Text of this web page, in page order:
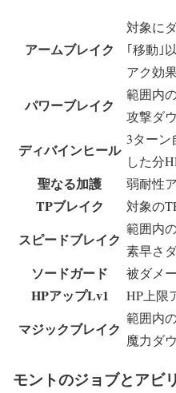
アームブレイク
対象に
｢移動｣
アク効
パワーブレイク
範囲内
攻撃ダ
ディバインヒール
3ター
した分
聖なる加護 弱耐性
TPブレイク 対象の
スピードブレイク
範囲内
素早さ
ソードガード 被ダメ
HPアップLv1 HP上限
マジックブレイク
範囲内
魔力ダ
モントのジョブとアビ